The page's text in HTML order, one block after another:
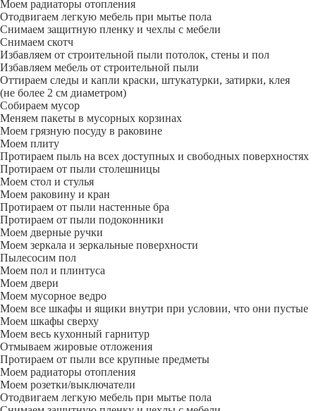
Моем радиаторы отопления
Отодвигаем легкую мебель при мытье пола
Снимаем защитную пленку и чехлы с мебели
Снимаем скотч
Избавляем от строительной пыли потолок, стены и пол
Избавляем мебель от строительной пыли
Оттираем следы и капли краски, штукатурки, затирки, клея
(не более 2 см диаметром)
Собираем мусор
Меняем пакеты в мусорных корзинах
Моем грязную посуду в раковине
Моем плиту
Протираем пыль на всех доступных и свободных поверхностях
Протираем от пыли столешницы
Моем стол и стулья
Моем раковину и кран
Протираем от пыли настенные бра
Протираем от пыли подоконники
Моем дверные ручки
Моем зеркала и зеркальные поверхности
Пылесосим пол
Моем пол и плинтуса
Моем двери
Моем мусорное ведро
Моем все шкафы и ящики внутри при условии, что они пустые
Моем шкафы сверху
Моем весь кухонный гарнитур
Отмываем жировые отложения
Протираем от пыли все крупные предметы
Моем радиаторы отопления
Моем розетки/выключатели
Отодвигаем легкую мебель при мытье пола